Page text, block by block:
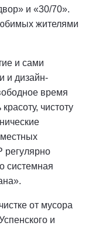
и «30/70».
жителями
и сами
и дизайн-
время
чистоту
регулярно
системная
от мусора
и